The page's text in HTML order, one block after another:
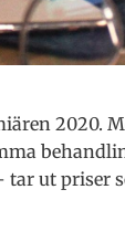
2020.
ut priser